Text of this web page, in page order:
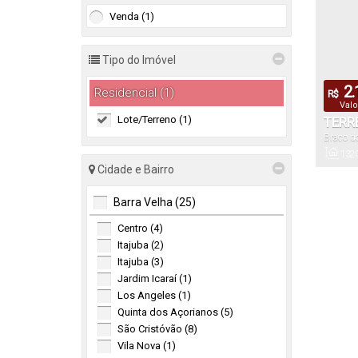
Venda (1)
Tipo do Imóvel
Residencial (1)
Lote/Terreno (1)
Cidade e Bairro
Barra Velha (25)
Centro (4)
Itajuba (2)
Itajuba (3)
Jardim Icaraí (1)
Los Angeles (1)
Quinta dos Açorianos (5)
São Cristóvão (8)
Vila Nova (1)
R$
Braço